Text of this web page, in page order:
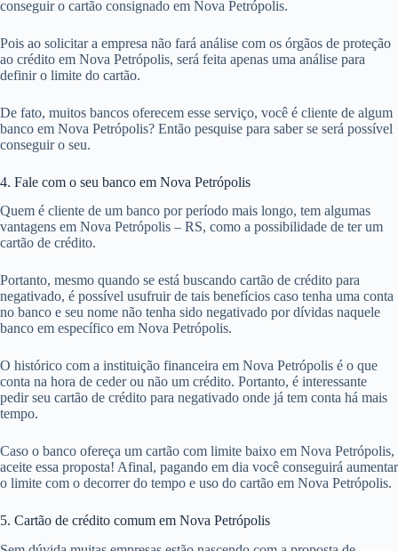
conseguir o cartão consignado em Nova Petrópolis.
Pois ao solicitar a empresa não fará análise com os órgãos de proteção
ao crédito em Nova Petrópolis, será feita apenas uma análise para
definir o limite do cartão.
De fato, muitos bancos oferecem esse serviço, você é cliente de algum
banco em Nova Petrópolis? Então pesquise para saber se será possível
conseguir o seu.
4. Fale com o seu banco em Nova Petrópolis
Quem é cliente de um banco por período mais longo, tem algumas
vantagens em Nova Petrópolis – RS, como a possibilidade de ter um
cartão de crédito.
Portanto, mesmo quando se está buscando cartão de crédito para
negativado, é possível usufruir de tais benefícios caso tenha uma conta
no banco e seu nome não tenha sido negativado por dívidas naquele
banco em específico em Nova Petrópolis.
O histórico com a instituição financeira em Nova Petrópolis é o que
conta na hora de ceder ou não um crédito. Portanto, é interessante
pedir seu cartão de crédito para negativado onde já tem conta há mais
tempo.
Caso o banco ofereça um cartão com limite baixo em Nova Petrópolis,
aceite essa proposta! Afinal, pagando em dia você conseguirá aumentar
o limite com o decorrer do tempo e uso do cartão em Nova Petrópolis.
5. Cartão de crédito comum em Nova Petrópolis